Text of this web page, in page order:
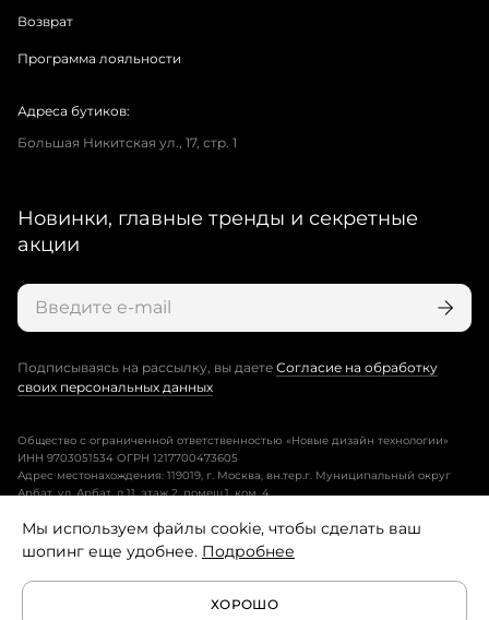
Возврат
Программа лояльности
Адреса бутиков:
Большая Никитская ул., 17, стр. 1
Новинки, главные тренды и секретные
акции
Подписываясь на рассылку, вы даете Согласие на обработку
своих персональных данных
Общество с ограниченной ответственностью «Новые дизайн технологии»
ИНН 9703051534 ОГРН 1217700473605
Адрес местонахождения: 119019, г. Москва, вн.тер.г. Муниципальный округ
Арбат, ул. Арбат, д.11, этаж 2, помещ.1, ком. 4.
Пользовательское соглашение
Политика конфиденциальности
Мы используем файлы cookie, чтобы сделать ваш
шопинг еще удобнее. Подробнее
ХОРОШО